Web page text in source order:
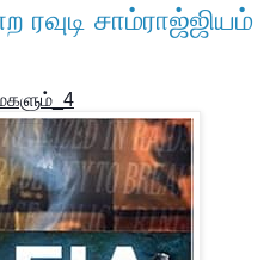
சாம்ராஜ்ஜியம்